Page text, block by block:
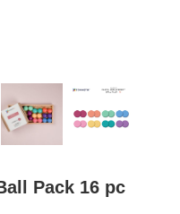
Pack 16 pc